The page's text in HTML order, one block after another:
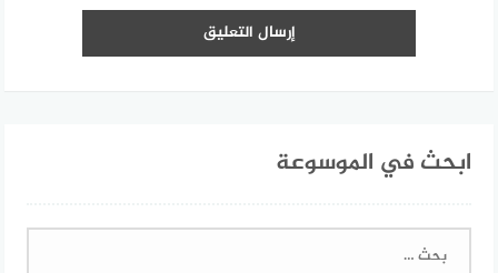
ابحث في الموسوعة
البحث